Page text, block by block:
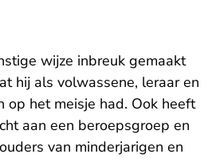
wijze inbreuk gemaakt
hij als volwassene, leraar en
op het meisje had. Ook heeft
aan een beroepsgroep en
van minderjarigen en